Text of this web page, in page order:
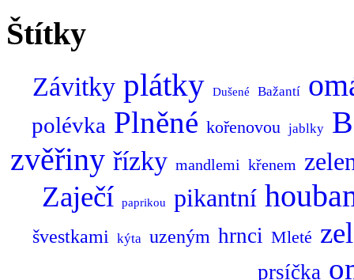
Štítky
Závitky plátky Dušené Bažantí
polévka Plněné kořenovou jablky
zvěřiny řízky mandlemi křenem
Zaječí paprikou pikantní
švestkami kýta uzeným hrnci Mleté
prsíčka